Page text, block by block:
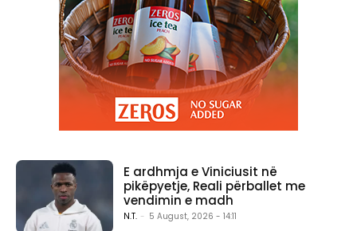
E ardhmja e Viniciusit në
pikëpyetje, Reali përballet me
vendimin e madh
N.T. - 5 August, 2026 - 14:11